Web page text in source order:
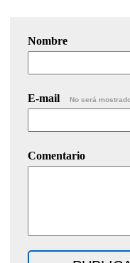
Nombre
E-mail No será
Comentario